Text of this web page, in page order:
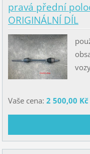
pravá přední
ORIGINÁLNÍ DÍL
Vaše cena: 2 500,00 Kč